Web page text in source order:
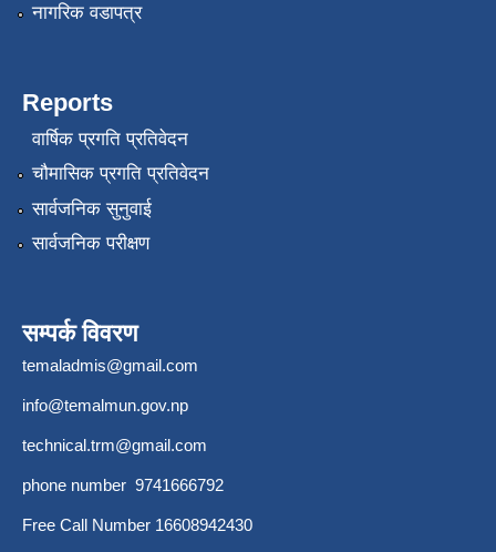
नागरिक वडापत्र
Reports
वार्षिक प्रगति प्रतिवेदन
चौमासिक प्रगति प्रतिवेदन
सार्वजनिक सुनुवाई
सार्वजनिक परीक्षण
सम्पर्क विवरण
temaladmis@gmail.com
info@temalmun.gov.np
technical.trm@gmail.com
phone number 9741666792
Free Call Number 16608942430